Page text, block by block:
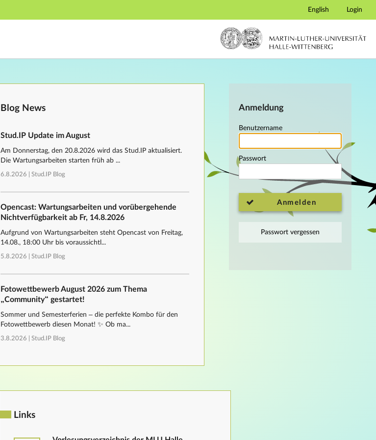
Hauptnavigation
English Login
Anmeldung
Benutzername
Passwort
Anmelden
Passwort vergessen
Blog News
Stud.IP Update im August
Am Donnerstag, den 20.8.2026 wird das Stud.IP aktualisiert.
Die Wartungsarbeiten starten früh ab ...
6.8.2026 | Stud.IP Blog
Opencast: Wartungsarbeiten und vorübergehende
Nichtverfügbarkeit ab Fr, 14.8.2026
Aufgrund von Wartungsarbeiten steht Opencast von Freitag,
14.08., 18:00 Uhr bis voraussichtl...
5.8.2026 | Stud.IP Blog
Fotowettbewerb August 2026 zum Thema
„Community“ gestartet!
Sommer und Semesterferien – die perfekte Kombo für den
Fotowettbewerb diesen Monat! ✨ Ob ma...
3.8.2026 | Stud.IP Blog
Links